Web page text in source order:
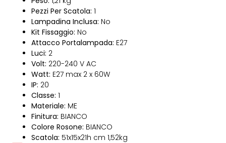
Pezzi Per Scatola: 1
Lampadina Inclusa: No
Kit Fissaggio: No
Attacco Portalampada: E27
Luci: 2
Volt: 220-240 V AC
Watt: E27 max 2 x 60W
IP: 20
Classe: 1
Materiale: ME
Finitura: BIANCO
Colore Rosone: BIANCO
Scatola: 51x15x21h cm 1,52kg